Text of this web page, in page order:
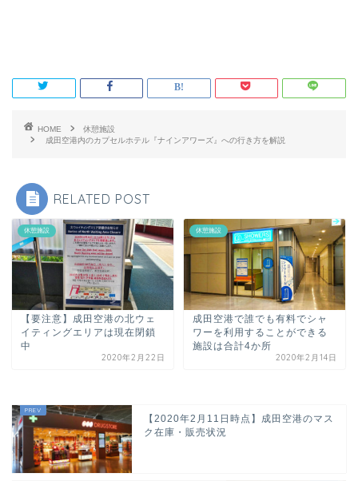
HOME
休憩施設
成田空港内のカプセルホテル『ナインアワーズ』への行き方を解説
RELATED POST
休憩施設
【要注意】成田空港の北ウェ
イティングエリアは現在閉鎖
中
2020年2月22日
休憩施設
成田空港で誰でも有料でシャ
ワーを利用することができる
施設は合計4か所
2020年2月14日
【2020年2月11日時点】成田空港のマス
ク在庫・販売状況